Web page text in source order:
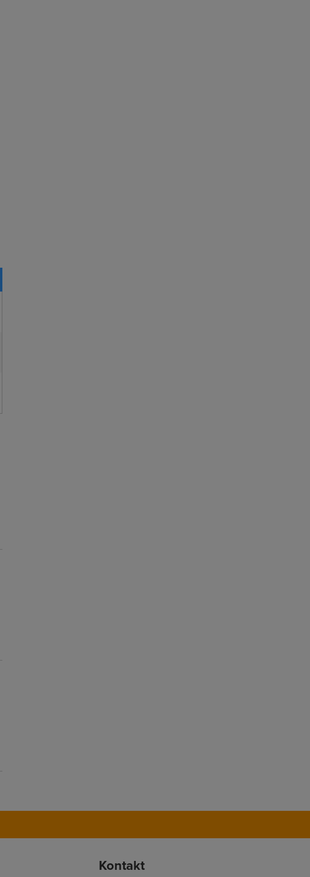
Kontakt